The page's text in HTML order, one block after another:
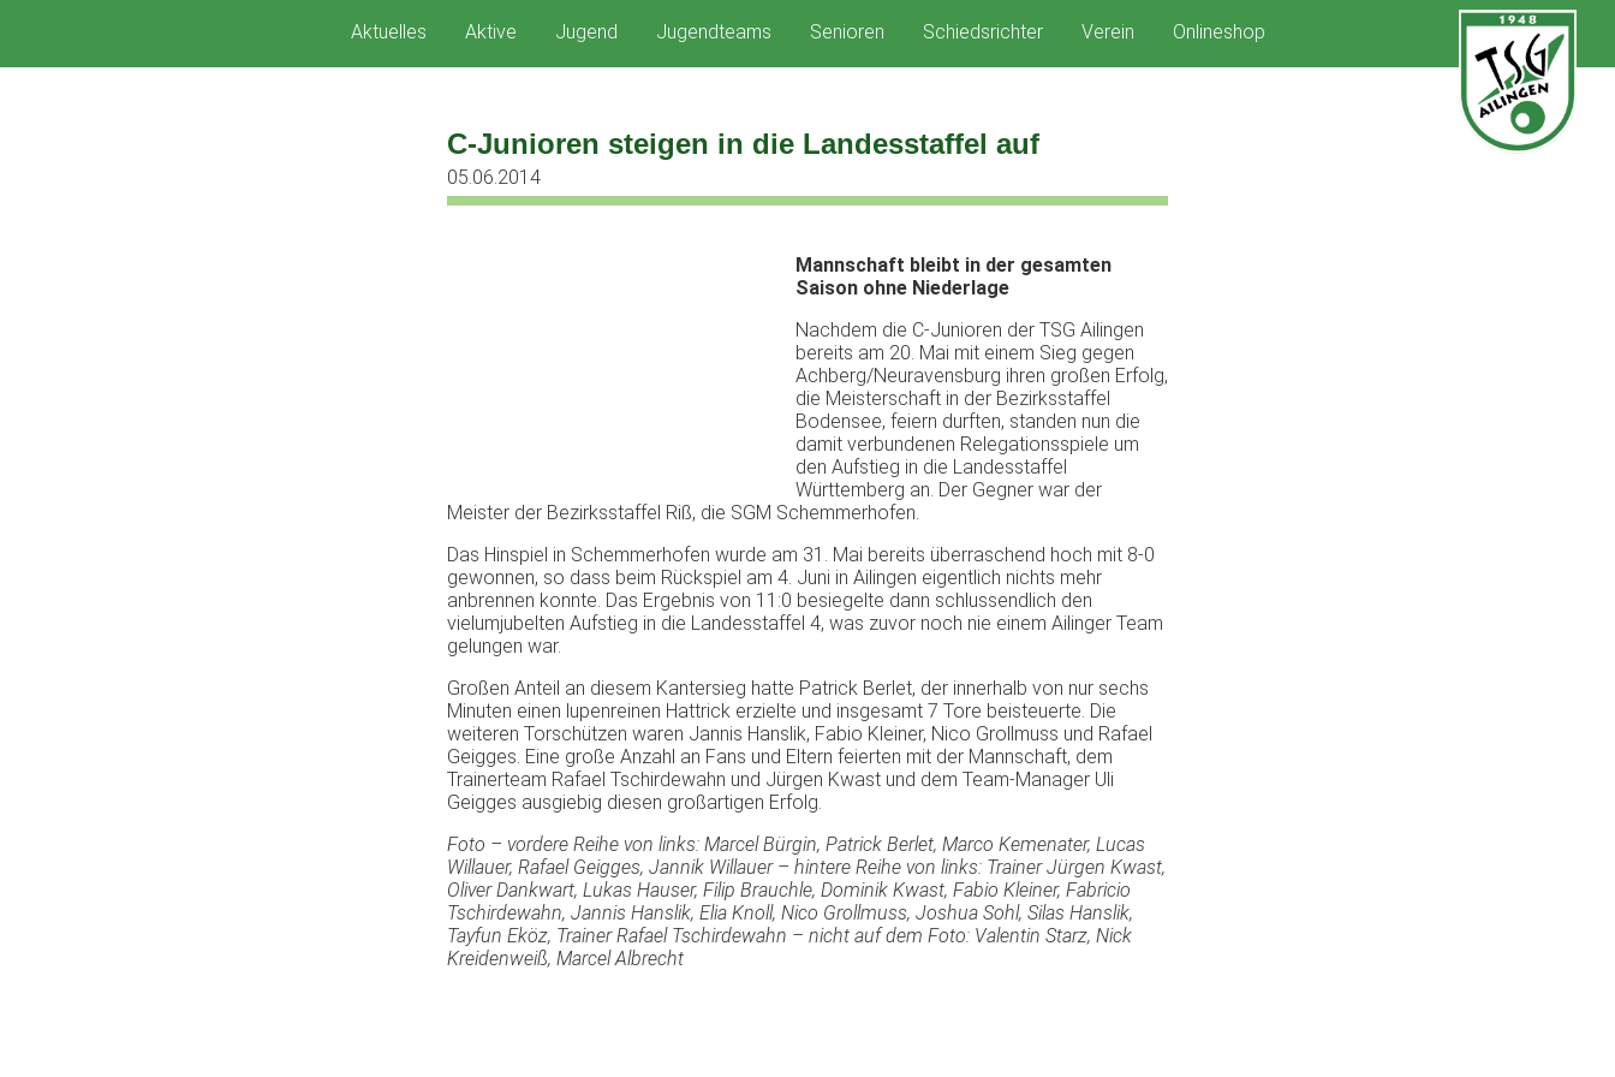
springen
Aktuelles Aktive Jugend Jugendteams Senioren Schiedsrichter Verein Onlineshop
C-Junioren steigen in die Landesstaffel auf
05.06.2014
Mannschaft bleibt in der gesamten
Saison ohne Niederlage
Nachdem die C-Junioren der TSG Ailingen
bereits am 20. Mai mit einem Sieg gegen
Achberg/Neuravensburg ihren großen Erfolg,
die Meisterschaft in der Bezirksstaffel
Bodensee, feiern durften, standen nun die
damit verbundenen Relegationsspiele um
den Aufstieg in die Landesstaffel
Württemberg an. Der Gegner war der
Meister der Bezirksstaffel Riß, die SGM Schemmerhofen.
Das Hinspiel in Schemmerhofen wurde am 31. Mai bereits überraschend hoch mit 8-0
gewonnen, so dass beim Rückspiel am 4. Juni in Ailingen eigentlich nichts mehr
anbrennen konnte. Das Ergebnis von 11:0 besiegelte dann schlussendlich den
vielumjubelten Aufstieg in die Landesstaffel 4, was zuvor noch nie einem Ailinger Team
gelungen war.
Großen Anteil an diesem Kantersieg hatte Patrick Berlet, der innerhalb von nur sechs
Minuten einen lupenreinen Hattrick erzielte und insgesamt 7 Tore beisteuerte. Die
weiteren Torschützen waren Jannis Hanslik, Fabio Kleiner, Nico Grollmuss und Rafael
Geigges. Eine große Anzahl an Fans und Eltern feierten mit der Mannschaft, dem
Trainerteam Rafael Tschirdewahn und Jürgen Kwast und dem Team-Manager Uli
Geigges ausgiebig diesen großartigen Erfolg.
Foto – vordere Reihe von links: Marcel Bürgin, Patrick Berlet, Marco Kemenater, Lucas
Willauer, Rafael Geigges, Jannik Willauer – hintere Reihe von links: Trainer Jürgen Kwast,
Oliver Dankwart, Lukas Hauser, Filip Brauchle, Dominik Kwast, Fabio Kleiner, Fabricio
Tschirdewahn, Jannis Hanslik, Elia Knoll, Nico Grollmuss, Joshua Sohl, Silas Hanslik,
Tayfun Eköz, Trainer Rafael Tschirdewahn – nicht auf dem Foto: Valentin Starz, Nick
Kreidenweiß, Marcel Albrecht